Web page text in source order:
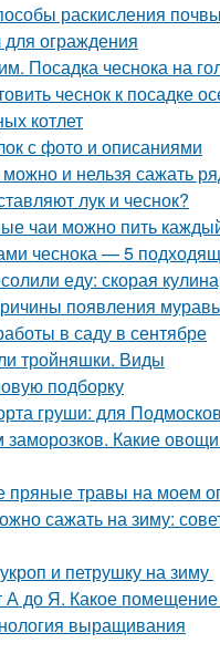
раскисления
ограждения
Посадка чеснока на
чеснок к посадке
котлет
с фото и описаниями
и нельзя сажать
лук и чеснок?
чаи можно пить
чеснока — 5
еду: скорая
появления
в саду в сентябре
тройняшки. Виды
подборку
груши: для
Какие
пряные травы на моем
сажать на зиму:
и петрушку на зиму
до Я. Какое
выращивания